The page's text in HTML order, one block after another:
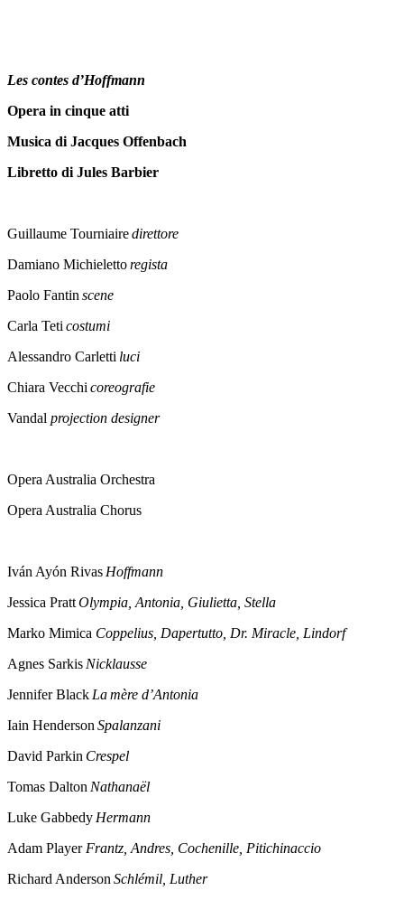
Les contes d’Hoffmann
Opera in cinque atti
Musica di Jacques Offenbach
Libretto di Jules Barbier
Guillaume Tourniairedirettore
Damiano Michielettoregista
Paolo Fantin scene
Carla Teti costumi
Alessandro Carletti luci
Chiara Vecchi coreografie
Vandal projection designer
Opera Australia Orchestra
Opera Australia Chorus
Iván Ayón Rivas Hoffmann
Jessica PrattOlympia, Antonia, Giulietta, Stella
Marko Mimica Coppelius, Dapertutto, Dr. Miracle, Lindorf
Agnes Sarkis Nicklausse
Jennifer Black La mère d’Antonia
Iain Henderson Spalanzani
David Parkin Crespel
Tomas Dalton Nathanaël
Luke Gabbedy Hermann
Adam PlayerFrantz, Andres, Cochenille, Pitichinaccio
Richard Anderson Schlémil, Luther